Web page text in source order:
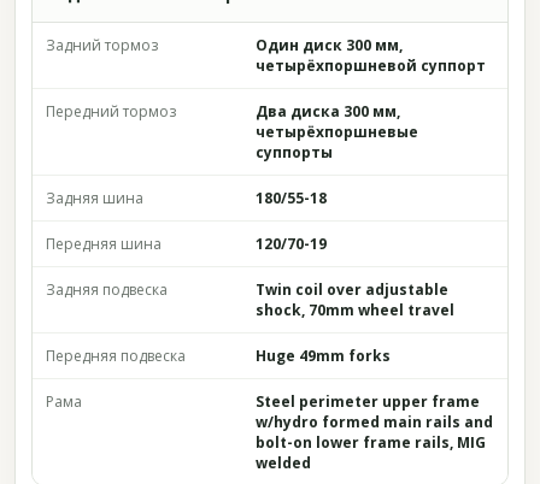
Задний тормоз
Один диск 300 мм,
четырёхпоршневой суппорт
Передний тормоз
Два диска 300 мм,
четырёхпоршневые
суппорты
Задняя шина 180/55-18
Передняя шина 120/70-19
Задняя подвеска
Twin coil over adjustable
shock, 70mm wheel travel
Передняя подвеска Huge 49mm forks
Рама
Steel perimeter upper frame
w/hydro formed main rails and
bolt-on lower frame rails, MIG
welded